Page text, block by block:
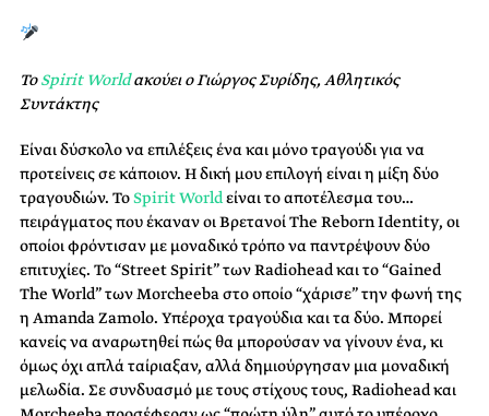
ΤοSpirit Worldακούει ο Γιώργος Συρίδης, Αθλητικός
Συντάκτης
Είναι δύσκολο να επιλέξεις ένα και μόνο τραγούδι για να
προτείνεις σε κάποιον. Η δική μου επιλογή είναι η μίξη δύο
τραγουδιών. ΤοSpirit Worldείναι το αποτέλεσμα του…
πειράγματος που έκαναν οι Βρετανοί The Reborn Identity, οι
οποίοι φρόντισαν με μοναδικό τρόπο να παντρέψουν δύο
επιτυχίες. Το “Street Spirit” των Radiohead και το “Gained
The World” των Morcheeba στο οποίο “χάρισε” την φωνή της
η Amanda Zamolo. Υπέροχα τραγούδια και τα δύο. Μπορεί
κανείς να αναρωτηθεί πώς θα μπορούσαν να γίνουν ένα, κι
όμως όχι απλά ταίριαξαν, αλλά δημιούργησαν μια μοναδική
μελωδία. Σε συνδυασμό με τους στίχους τους, Radiohead και